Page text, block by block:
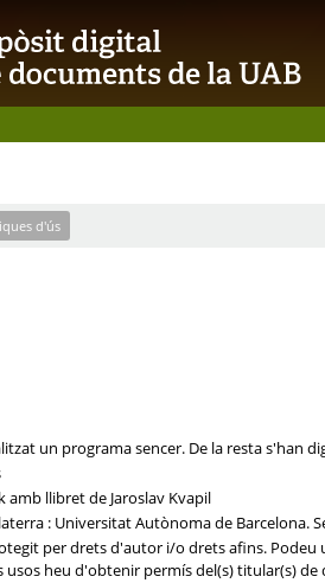
d'ús
un programa sencer. De la resta s'han
llibret de Jaroslav Kvapil
: Universitat Autònoma de Barcelona.
per drets d'autor i/o drets afins.
usos heu d'obtenir permís del(s) titular(s) de